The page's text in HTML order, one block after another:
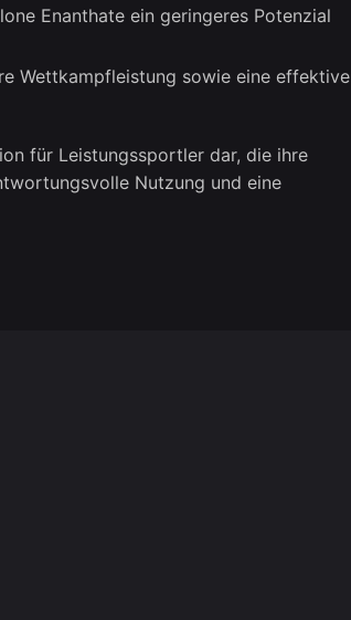
Enanthate ein geringeres Potenzial
Wettkampfleistung sowie eine effektive
für Leistungssportler dar, die ihre
Nutzung und eine